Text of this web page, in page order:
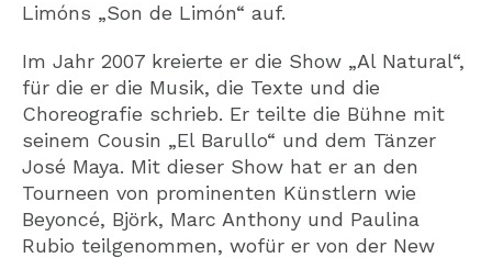
Limóns „Son de Limón“ auf.
Im Jahr 2007 kreierte er die Show „Al Natural“,
für die er die Musik, die Texte und die
Choreografie schrieb. Er teilte die Bühne mit
seinem Cousin „El Barullo“ und dem Tänzer
José Maya. Mit dieser Show hat er an den
Tourneen von prominenten Künstlern wie
Beyoncé, Björk, Marc Anthony und Paulina
Rubio teilgenommen, wofür er von der New